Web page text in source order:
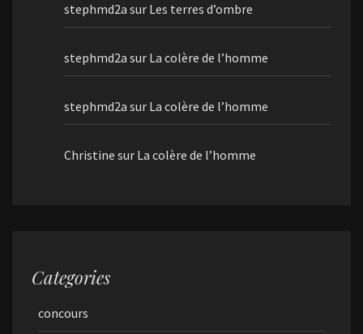
stephmd2a sur Les terres d’ombre
stephmd2a sur La colère de l’homme
stephmd2a sur La colère de l’homme
Christine sur La colère de l’homme
Categories
concours